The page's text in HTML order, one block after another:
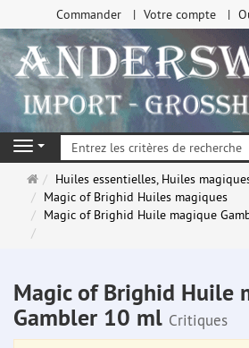
Commander Votre compte
Navigation
Page
d'accueil
Huiles essentielles, Huiles
Magic of Brighid Huiles magiques
Magic of Brighid Huile magique
Magic of Brighid Huile
Gambler 10 ml Critiques